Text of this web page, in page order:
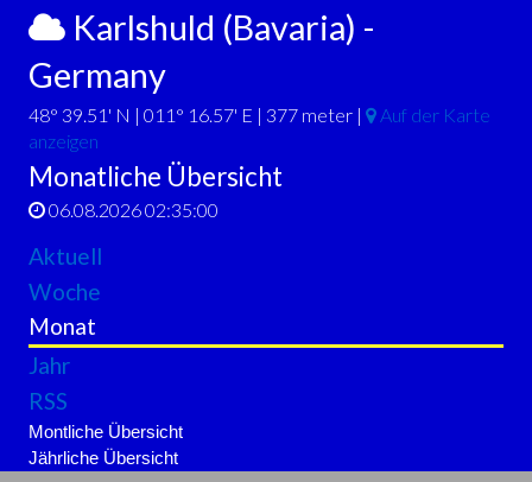
Karlshuld (Bavaria) -
Germany
48° 39.51' N | 011° 16.57' E | 377 meter |
Auf der Karte
anzeigen
Monatliche Übersicht
06.08.2026 02:35:00
Aktuell
Woche
Monat
Jahr
RSS